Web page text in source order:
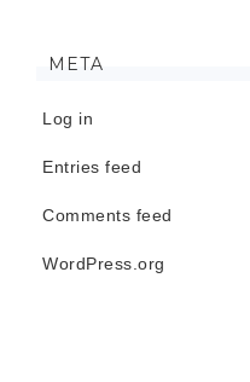
META
Log in
Entries feed
Comments feed
WordPress.org